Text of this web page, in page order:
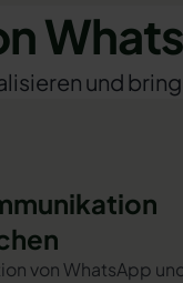
und
von WhatsApp